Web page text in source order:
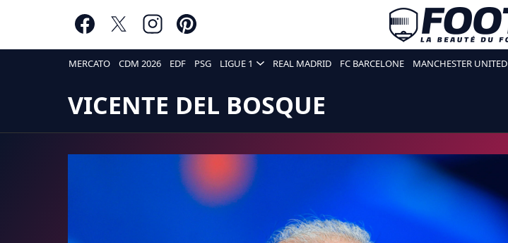
MERCATO CDM 2026 EDF PSG LIGUE 1 REAL MADRID FC BARCELONE MANCHESTER UNITED
VICENTE DEL BOSQUE